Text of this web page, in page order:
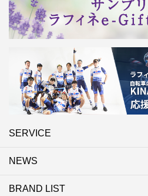
SERVICE
初めての方へ
店舗検索
キャンペーン
ラフィネ マルシェ（通販サイト）
WEB予約
よくある質問（Q&A）
サイトマップ
NEWS
ニュース一覧
お知らせ
オープン
クローズ
リニューアル
その他
BRAND LIST